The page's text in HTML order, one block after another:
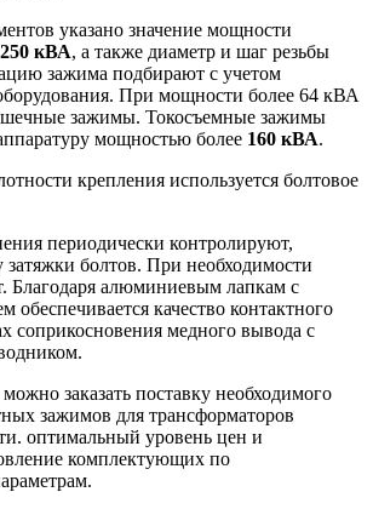
указано значение мощности
кВА, а также диаметр и шаг резьбы
зажима подбирают с учетом
При мощности более 64 кВА
зажимы. Токосъемные зажимы
мощностью более 160 кВА.
крепления используется болтовое
периодически контролируют,
болтов. При необходимости
Благодаря алюминиевым лапкам с
качество контактного
соприкосновения медного вывода с
заказать поставку необходимого
зажимов для трансформаторов
оптимальный уровень цен и
комплектующих по